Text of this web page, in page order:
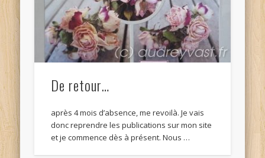
De retour…
après 4 mois d’absence, me revoilà. Je vais
donc reprendre les publications sur mon site
et je commence dès à présent. Nous …